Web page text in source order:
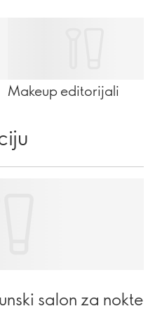
Makeup editorijali
salon za nokte